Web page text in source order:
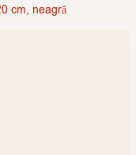
cm, neagră